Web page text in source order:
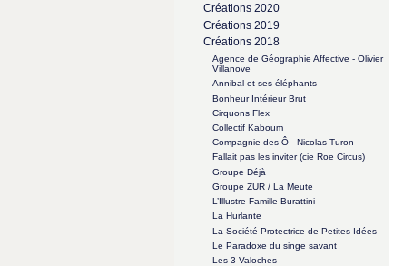
Créations 2020
Créations 2019
Créations 2018
Agence de Géographie Affective - Olivier
Villanove
Annibal et ses éléphants
Bonheur Intérieur Brut
Cirquons Flex
Collectif Kaboum
Compagnie des Ô - Nicolas Turon
Fallait pas les inviter (cie Roe Circus)
Groupe Déjà
Groupe ZUR / La Meute
L’Illustre Famille Burattini
La Hurlante
La Société Protectrice de Petites Idées
Le Paradoxe du singe savant
Les 3 Valoches